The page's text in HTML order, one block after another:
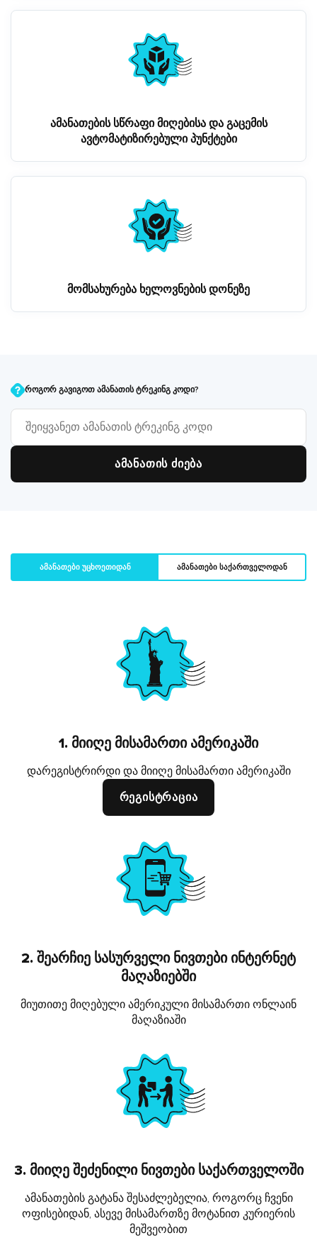
ამანათების სწრაფი მიღებისა და გაცემის
ავტომატიზირებული პუნქტები
მომსახურება ხელოვნების დონეზე
ᲠᲝᲒᲝᲠ ᲒᲐᲕᲘᲒᲝᲗ ᲐᲛᲐᲜᲐᲗᲘᲡ ᲢᲠᲔᲙᲘᲜᲒ ᲙᲝᲓᲘ?
ამანათები უცხოეთიდან ამანათები საქართველოდან
1. მიიღე მისამართი ამერიკაში
დარეგისტრირდი და მიიღე მისამართი ამერიკაში
რეგისტრაცია
2. შეარჩიე სასურველი ნივთები ინტერნეტ
მაღაზიებში
მიუთითე მიღებული ამერიკული მისამართი ონლაინ
მაღაზიაში
3. მიიღე შეძენილი ნივთები საქართველოში
ამანათების გატანა შესაძლებელია, როგორც ჩვენი
ოფისებიდან, ასევე მისამართზე მოტანით კურიერის
მეშვეობით